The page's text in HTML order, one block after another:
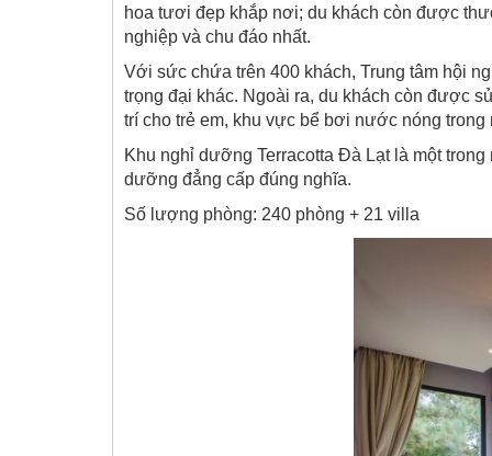
hoa tươi đẹp khắp nơi; du khách còn được
nghiệp và chu đáo nhất.
Với sức chứa trên 400 khách, Trung tâm hội
trọng đại khác. Ngoài ra, du khách còn được
trí cho trẻ em, khu vực bể bơi nước nóng
Khu nghỉ dưỡng Terracotta Đà Lạt là một
dưỡng đẳng cấp đúng nghĩa.
Số lượng phòng: 240 phòng + 21 villa